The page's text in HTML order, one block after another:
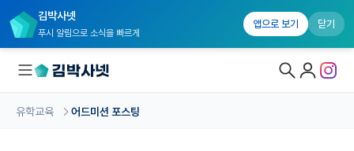
김박사넷
푸시 알림으로 소식을 빠르게
앱으로 보기 닫기
유학교육 어드미션 포스팅